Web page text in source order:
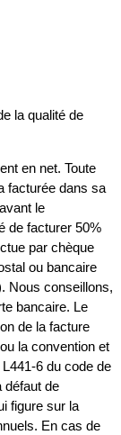
la qualité de
en net. Toute
facturée dans sa
le
de facturer 50%
par chèque
ou bancaire
Nous conseillons,
bancaire. Le
de la facture
la convention et
6 du code de
défaut de
figure sur la
En cas de